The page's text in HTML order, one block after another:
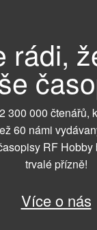
rádi,
300 000 čtenářů,
60 námi
RF
trvalé přízně!
Více o nás